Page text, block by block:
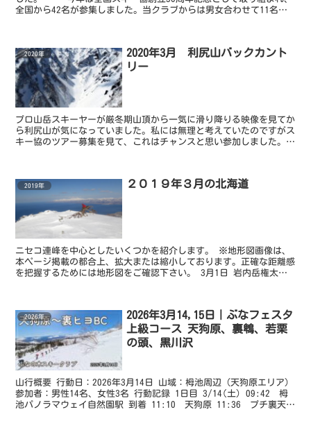
全国から42名が参集しました。当クラブからは男女合わせて11名が
2020年
2020年3月 利尻山バックカント
リー
プロ山岳スキーヤーが厳冬期山頂から一気に滑り降りる映像を見てか
ら利尻山が気になっていました。私には無理と考えていたのですがス
キー協のツアー募集を見て、これはチャンスと思い参加しました。利
2019年 ２０１９年３月の北海道
ニセコ連峰を中心としたいくつかを紹介します。 ※地形図画像は、
本ページ掲載の都合上、拡大または縮小しております。正確な距離感
を把握するためには地形図をご確認下さい。 3月1日 岩内岳権太川
2026年
2026年3月14,15日｜ぶなフェスタ
上級コース 天狗原、裏鵯、若栗
の頭、黒川沢
山行概要 行動日：2026年3月14日 山域：栂池周辺（天狗原エリア）
参加者：男性14名、女性3名 行動記録 1日目 3/14(土) 09:42 栂
池パノラマウェイ自然園駅 到着 11:10 天狗原 11:36 プチ裏天狗